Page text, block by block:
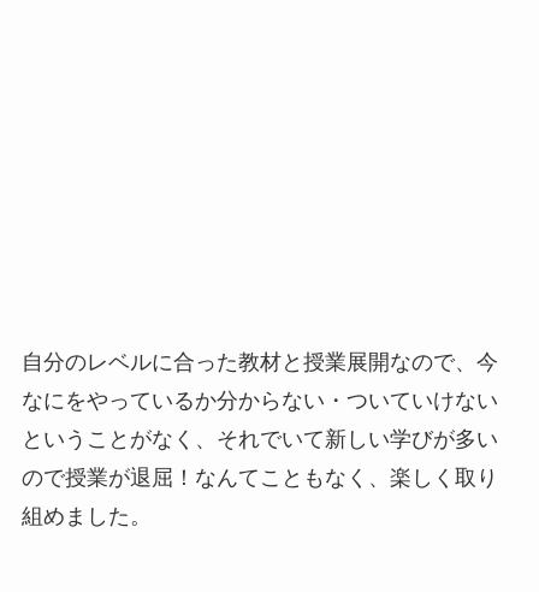
自分のレベルに合った教材と授業展開なので、今
なにをやっているか分からない・ついていけない
ということがなく、それでいて新しい学びが多い
ので授業が退屈！なんてこともなく、楽しく取り
組めました。